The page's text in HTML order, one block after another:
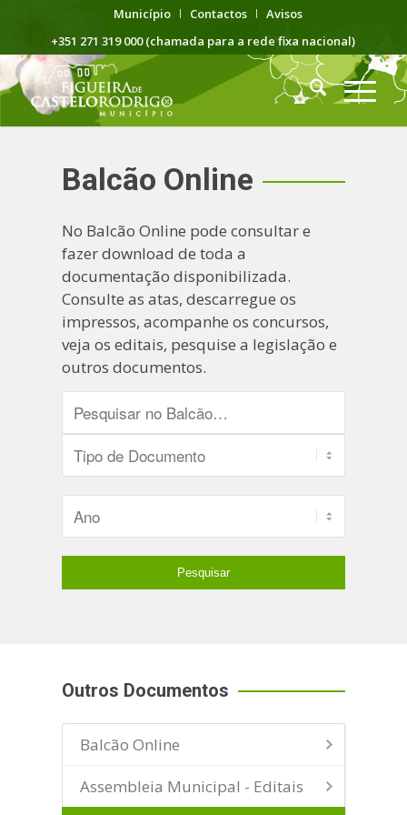
Município Contactos
Avisos
+351 271 319 000 (chamada para a rede fixa nacional)
Balcão Online
No Balcão Online pode consultar e
fazer download de toda a
documentação disponibilizada.
Consulte as atas, descarregue os
impressos, acompanhe os concursos,
veja os editais, pesquise a legislação e
outros documentos.
Outros Documentos
Balcão Online
Assembleia Municipal - Editais